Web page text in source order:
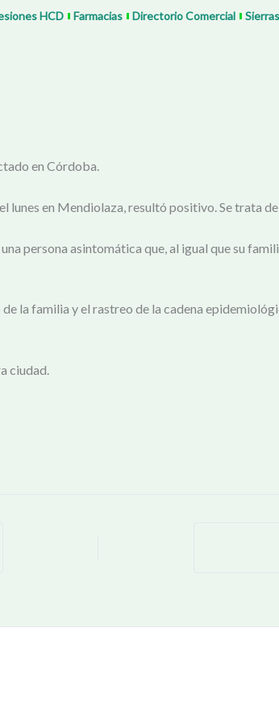
HCD Farmacias Directorio Comercial
en Córdoba.
lunes en Mendiolaza, resultó positivo. Se trata
persona asintomática que, al igual que su
la familia y el rastreo de la cadena
ciudad.